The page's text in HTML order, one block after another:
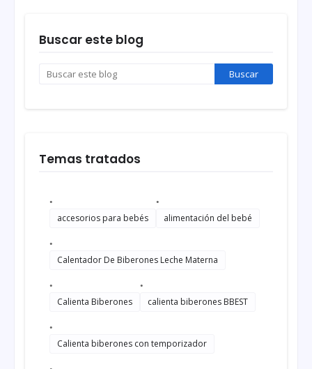
Buscar este blog
Temas tratados
accesorios para bebés alimentación del bebé
Calentador De Biberones Leche Materna
Calienta Biberones calienta biberones BBEST
Calienta biberones con temporizador